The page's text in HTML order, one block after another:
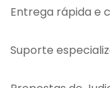
Entrega rápida e
Suporte